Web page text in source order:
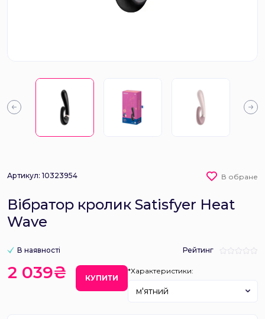
Артикул: 10323954 В обране
Вібратор кролик Satisfyer Heat
Wave
В наявності Рейтинг
2 039₴ КУПИТИ
*Характеристики:
м'ятний